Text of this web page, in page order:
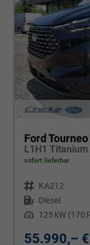
Ford
L1H1
sofort lieferbar
Fahrzeugnr. KA212
Kraftstoff Diesel
Leistung 125 kW (170
55.990,– €